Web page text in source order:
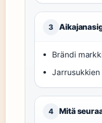
3
Brändi
Jarrusukkien
4 Mitä